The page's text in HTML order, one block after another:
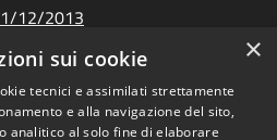
12/2013
×
sui cookie
tecnici e assimilati strettamente
e alla navigazione del sito,
analitico al solo fine di elaborare